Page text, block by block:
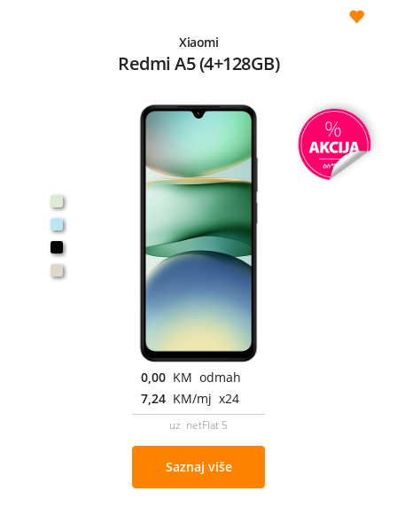
Xiaomi
Redmi A5 (4+128GB)
0,00 KM odmah
7,24 KM/mj x24
uz netFlat 5
Saznaj više